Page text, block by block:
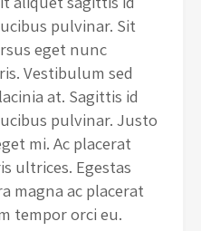
pulvinar. Sit
eget nunc
Vestibulum sed
at. Sagittis id
pulvinar. Justo
mi. Ac placerat
ultrices. Egestas
magna ac placerat
tempor orci eu.